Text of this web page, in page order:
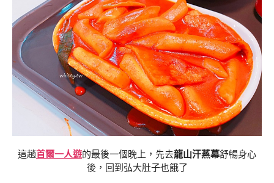
這趟首爾一人遊的最後一個晚上，先去龍山汗蒸幕舒暢身心
後，回到弘大肚子也餓了